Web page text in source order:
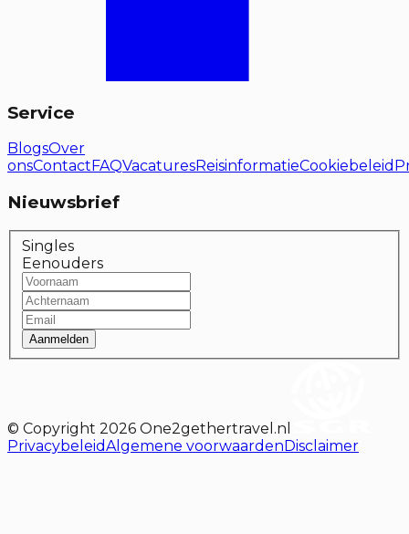
Service
BlogsOver
onsContact FAQVacaturesReisinformatieCookiebeleid
Nieuwsbrief
Singles
Eenouders
Aanmelden
© Copyright 2026 One2gethertravel.nl
PrivacybeleidAlgemene voorwaardenDisclaimer